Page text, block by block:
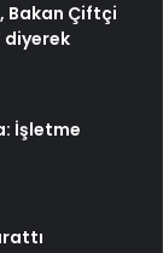
Bakan Çiftçi
diyerek
İşletme